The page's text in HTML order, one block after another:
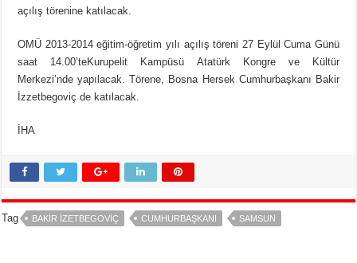
açılış törenine katılacak.
OMÜ 2013-2014 eğitim-öğretim yılı açılış töreni 27 Eylül Cuma Günü
saat 14.00’teKurupelit Kampüsü Atatürk Kongre ve Kültür
Merkezi’nde yapılacak. Törene, Bosna Hersek Cumhurbaşkanı Bakir
İzzetbegoviç de katılacak.
İHA
Tag BAKIR İZETBEGOVIÇ CUMHURBAŞKANI SAMSUN